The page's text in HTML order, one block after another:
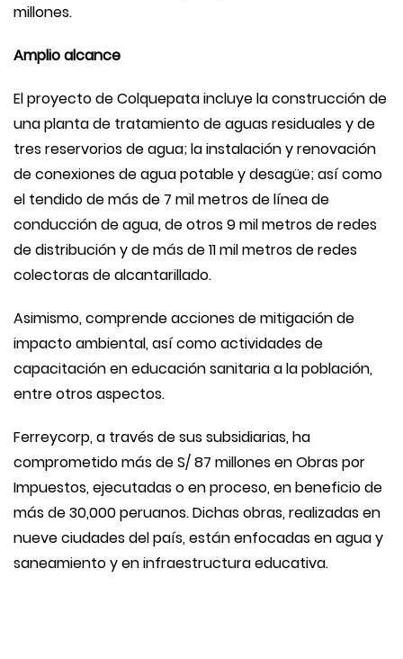
millones.
Amplio alcance
El proyecto de Colquepata incluye la construcción de
una planta de tratamiento de aguas residuales y de
tres reservorios de agua; la instalación y renovación
de conexiones de agua potable y desagüe; así como
el tendido de más de 7 mil metros de línea de
conducción de agua, de otros 9 mil metros de redes
de distribución y de más de 11 mil metros de redes
colectoras de alcantarillado.
Asimismo, comprende acciones de mitigación de
impacto ambiental, así como actividades de
capacitación en educación sanitaria a la población,
entre otros aspectos.
Ferreycorp, a través de sus subsidiarias, ha
comprometido más de S/ 87 millones en Obras por
Impuestos, ejecutadas o en proceso, en beneficio de
más de 30,000 peruanos. Dichas obras, realizadas en
nueve ciudades del país, están enfocadas en agua y
saneamiento y en infraestructura educativa.